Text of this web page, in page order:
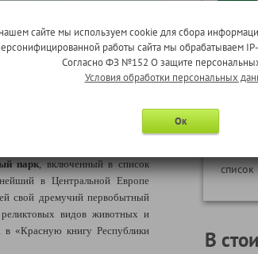
Размещению")
парк, включенный в список
в Центральной Европе
свой дремучий первобытный
видов животных и
в «Красную книгу Республики
В
сайте мы используем cookie для сбора
работы сайта мы обрабатываем
Согласно ФЗ №152 О защите
Условия обработки персональных
Ок